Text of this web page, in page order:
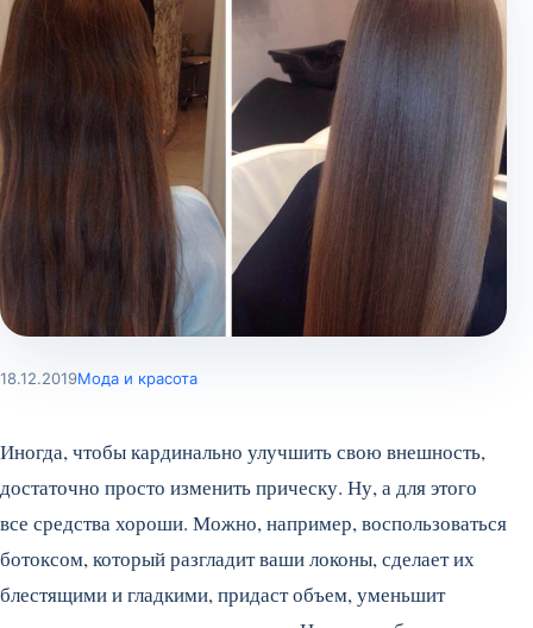
18.12.2019Мода и красота
Иногда, чтобы кардинально улучшить свою внешность,
достаточно просто изменить прическу. Ну, а для этого
все средства хороши. Можно, например, воспользоваться
ботоксом, который разгладит ваши локоны, сделает их
блестящими и гладкими, придаст объем, уменьшит